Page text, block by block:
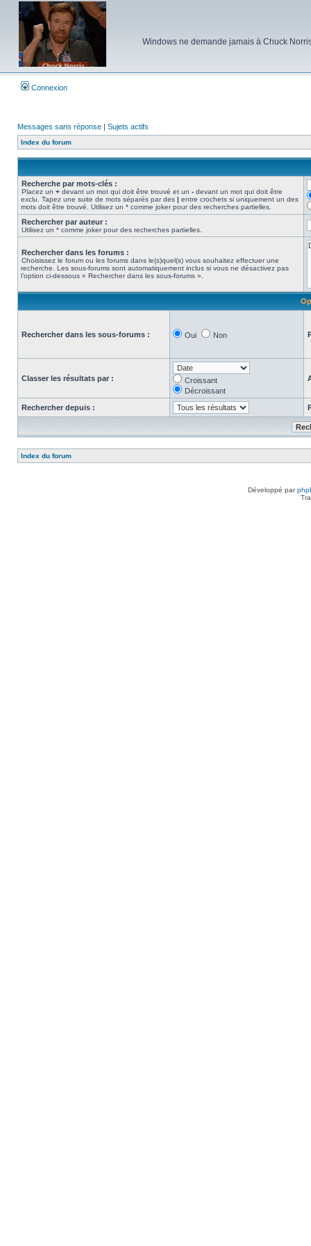
Windows ne demande jamais à Chuck
Connexion
Messages sans réponse | Sujets actifs
Index du forum
Recherche par mots-clés :
Placez un + devant un mot qui doit être trouvé et un - devant un mot qui doit être
exclu. Tapez une suite de mots séparés par des | entre crochets si uniquement un des
mots doit être trouvé. Utilisez un * comme joker pour des recherches partielles.
Rechercher par auteur :
Utilisez un * comme joker pour des recherches partielles.
Rechercher dans les forums :
Choisissez le forum ou les forums dans le(s)quel(s) vous souhaitez effectuer une
recherche. Les sous-forums sont automatiquement inclus si vous ne désactivez pas
l’option ci-dessous « Rechercher dans les sous-forums ».
Rechercher dans les sous-forums : Oui Non
Classer les résultats par :
Croissant
Décroissant
Rechercher depuis :
Index du forum
Développé par